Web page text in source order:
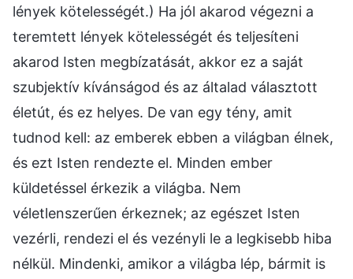
lények kötelességét.) Ha jól akarod végezni a
teremtett lények kötelességét és teljesíteni
akarod Isten megbízatását, akkor ez a saját
szubjektív kívánságod és az általad választott
életút, és ez helyes. De van egy tény, amit
tudnod kell: az emberek ebben a világban élnek,
és ezt Isten rendezte el. Minden ember
küldetéssel érkezik a világba. Nem
véletlenszerűen érkeznek; az egészet Isten
vezérli, rendezi el és vezényli le a legkisebb hiba
nélkül. Mindenki, amikor a világba lép, bármit is